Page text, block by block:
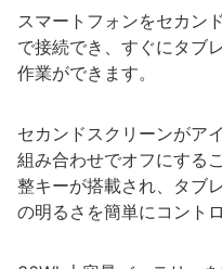
スマートフォンをセカン
で接続でき、すぐにタブ
作業ができます。
セカンドスクリーンがア
組み合わせでオフにする
整キーが搭載され、タブ
の明るさを簡単にコント